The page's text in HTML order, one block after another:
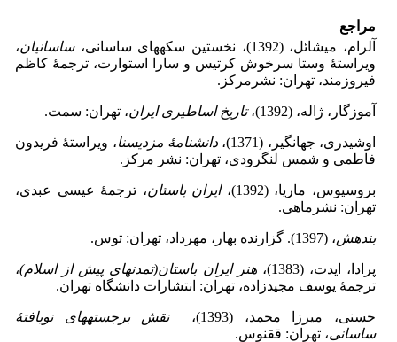
مراجع
آلرام، میشائل، (1392)، نخستین سکه­های ساسانی،
ساسانیان،
ویراستۀ وستا سرخوش کرتیس و سارا استوارت، ترجمۀ کاظم
فیروزمند، تهران: نشرمرکز.
آموزگار، ژاله، (1392)، تاریخ اساطیری ایران، تهران: سمت.
اوشیدری، جهانگیر، (1371)، دانشنامۀ مزدیسنا، ویراستۀ فریدون
فاطمی و شمس لنگرودی، تهران: نشر مرکز.
بروسیوس، ماریا، (1392)، ایران باستان، ترجمۀ عیسی عبدی،
تهران: نشرماهی.
بندهش، (1397). گزارنده بهار، مهرداد، تهران: توس.
پرادا، ایدت، (1383)، هنر ایران باستان(تمدن­های پیش از اسلام)،
ترجمۀ یوسف مجیدزاده، تهران: انتشارات دانشگاه تهران.
حسنی، میرزا محمد، (1393)،
نقش برجسته­های نویافتۀ
ساسانی، تهران: ققنوس.